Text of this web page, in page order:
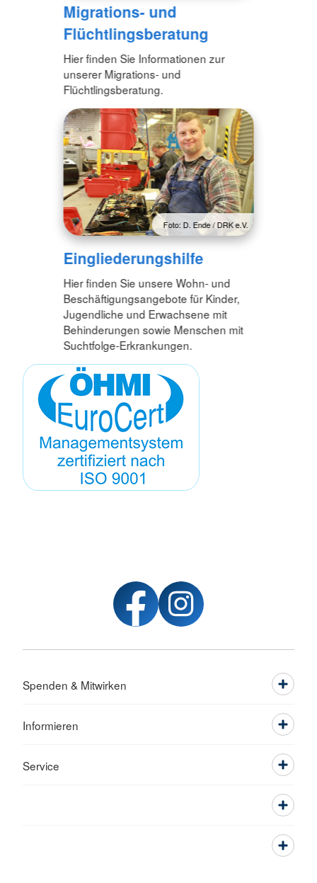
Migrations- und
Flüchtlingsberatung
Hier finden Sie Informationen zur
unserer Migrations- und
Flüchtlingsberatung.
Foto: D. Ende / DRK e.V.
Eingliederungshilfe
Hier finden Sie unsere Wohn- und
Beschäftigungsangebote für Kinder,
Jugendliche und Erwachsene mit
Behinderungen sowie Menschen mit
Suchtfolge-Erkrankungen.
Spenden & Mitwirken
Informieren
Service